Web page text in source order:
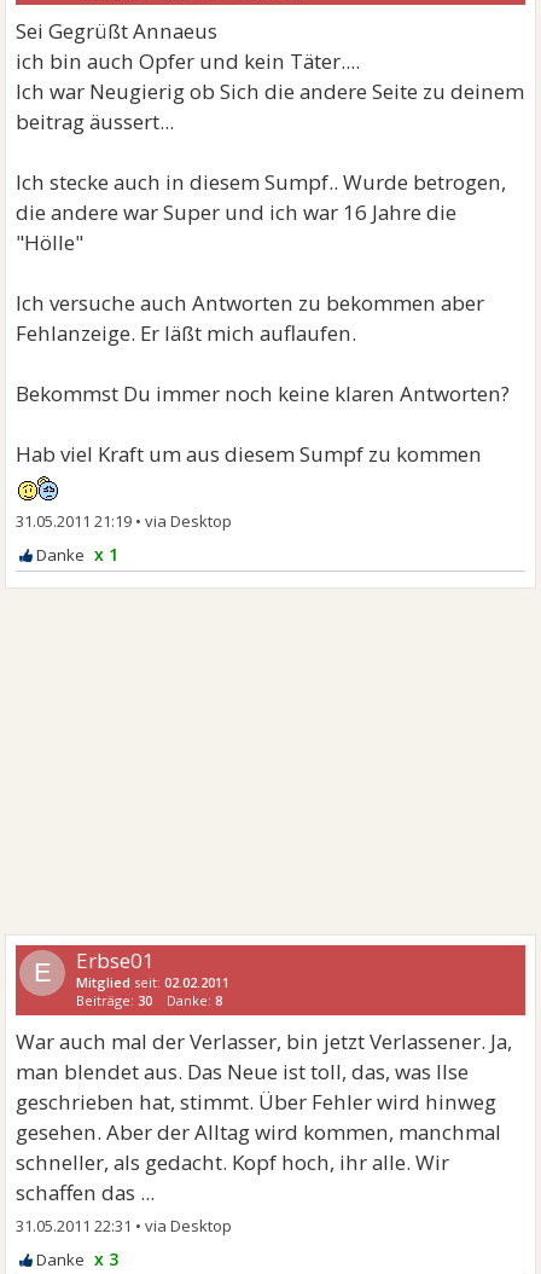
Sei Gegrüßt Annaeus
ich bin auch Opfer und kein Täter....
Ich war Neugierig ob Sich die andere Seite zu deinem
beitrag äussert...
Ich stecke auch in diesem Sumpf.. Wurde betrogen,
die andere war Super und ich war 16 Jahre die
"Hölle"
Ich versuche auch Antworten zu bekommen aber
Fehlanzeige. Er läßt mich auflaufen.
Bekommst Du immer noch keine klaren Antworten?
Hab viel Kraft um aus diesem Sumpf zu kommen
31.05.2011 21:19 •
x 1
E Erbse01
Mitglied seit:02.02.2011
Beiträge:30 Danke:8
War auch mal der Verlasser, bin jetzt Verlassener. Ja,
man blendet aus. Das Neue ist toll, das, was Ilse
geschrieben hat, stimmt. Über Fehler wird hinweg
gesehen. Aber der Alltag wird kommen, manchmal
schneller, als gedacht. Kopf hoch, ihr alle. Wir
schaffen das ...
31.05.2011 22:31 •
x 3